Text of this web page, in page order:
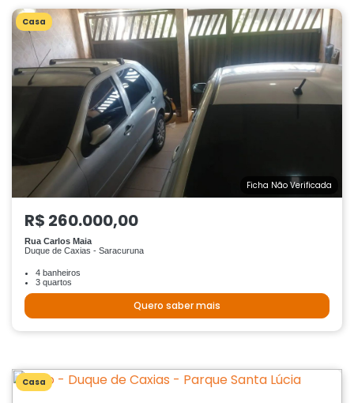
Casa
Ficha Não Verificada
R$ 260.000,00
Rua Carlos Maia
Duque de Caxias - Saracuruna
4 banheiros
3 quartos
Quero saber mais
Casa